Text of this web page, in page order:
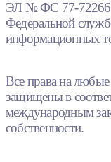
ЭЛ № ФС 77-72266
Федеральной
информационных
Все права на
защищены в
международным
собственности.